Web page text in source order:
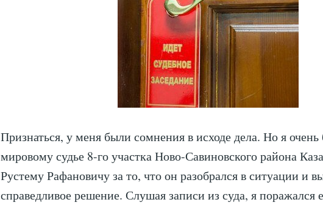
Признаться, у меня были сомнения в исходе дела. Но я очень
мировому судье 8-го участка Ново-Савиновского района
Рустему Рафановичу за то, что он разобрался в ситуации и
справедливое решение. Слушая записи из суда, я поражался